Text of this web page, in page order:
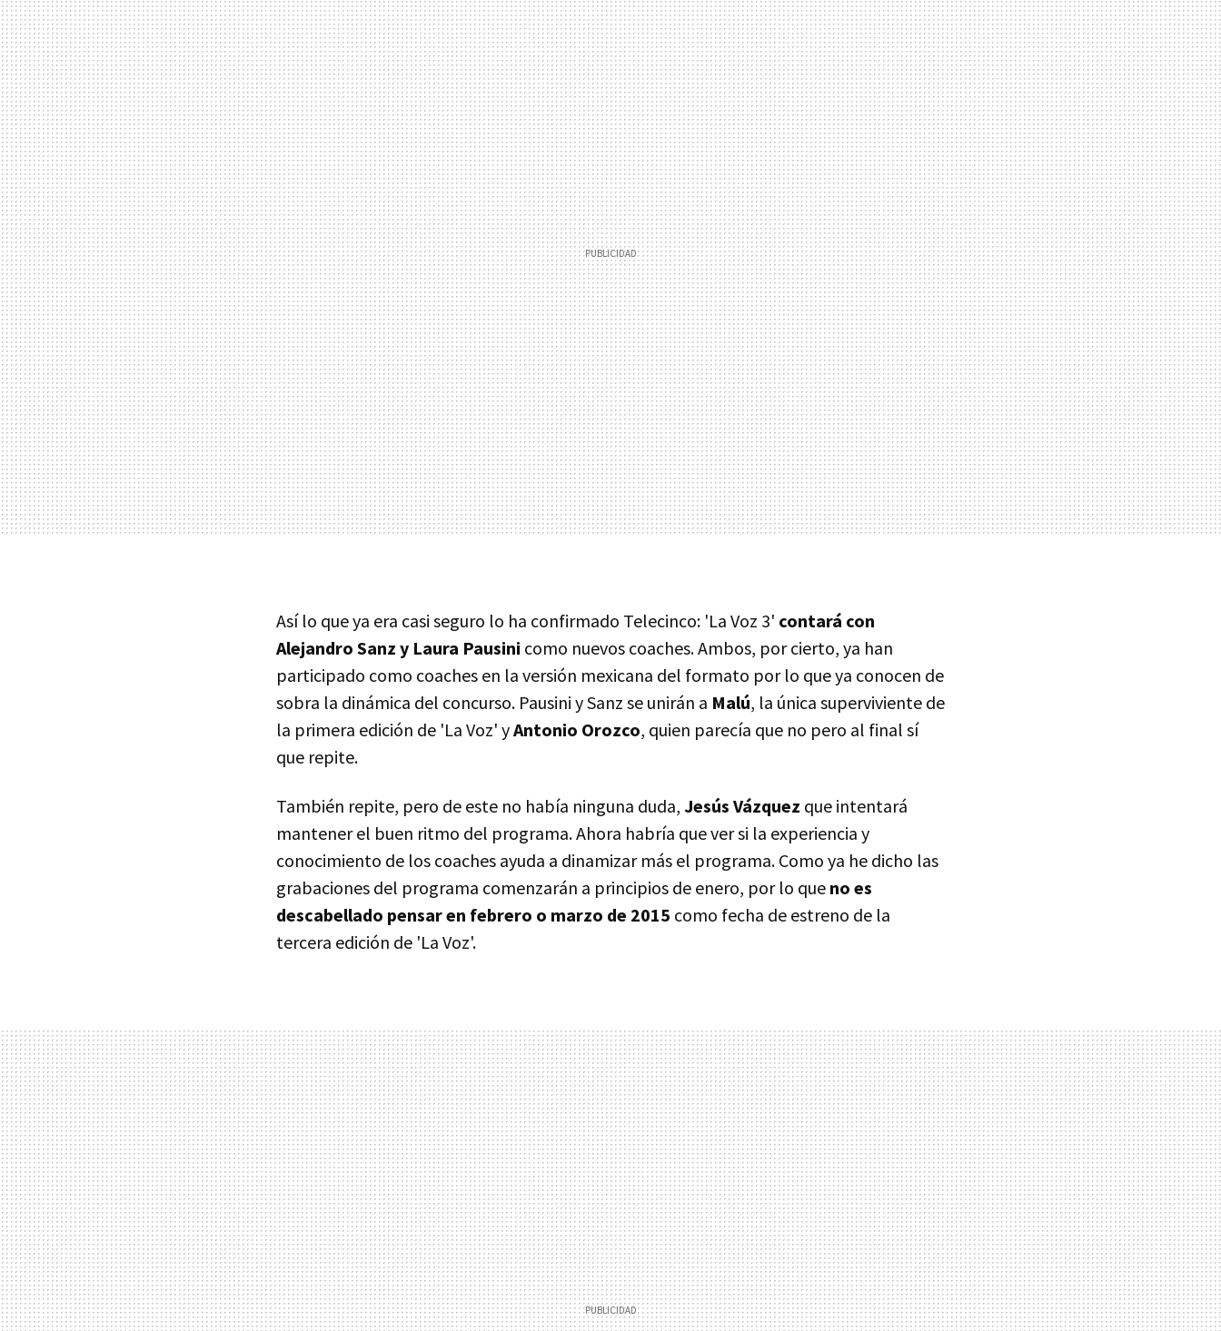
Así lo que ya era casi seguro lo ha confirmado Telecinco: 'La Voz 3' contará con
Alejandro Sanz y Laura Pausini como nuevos coaches. Ambos, por cierto, ya han
participado como coaches en la versión mexicana del formato por lo que ya conocen de
sobra la dinámica del concurso. Pausini y Sanz se unirán a Malú, la única superviviente de
la primera edición de 'La Voz' yAntonio Orozco, quien parecía que no pero al final sí
que repite.
También repite, pero de este no había ninguna duda, Jesús Vázquez que intentará
mantener el buen ritmo del programa. Ahora habría que ver si la experiencia y
conocimiento de los coaches ayuda a dinamizar más el programa. Como ya he dicho las
grabaciones del programa comenzarán a principios de enero, por lo que no es
descabellado pensar en febrero o marzo de 2015 como fecha de estreno de la
tercera edición de 'La Voz'.